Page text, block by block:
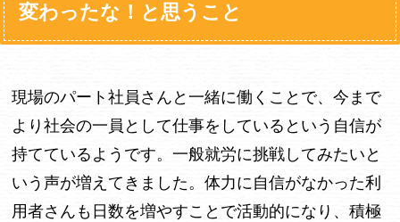
変わったな！と思うこと
現場のパート社員さんと一緒に働くことで、今まで
より社会の一員として仕事をしているという自信が
持てているようです。一般就労に挑戦してみたいと
いう声が増えてきました。体力に自信がなかった利
用者さんも日数を増やすことで活動的になり、積極